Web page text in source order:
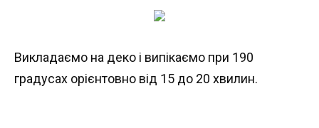
Викладаємо на деко і випікаємо при 190
градусах орієнтовно від 15 до 20 хвилин.